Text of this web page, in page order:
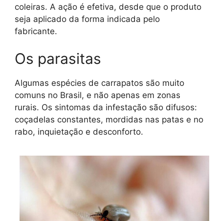
coleiras. A ação é efetiva, desde que o produto
seja aplicado da forma indicada pelo
fabricante.
Os parasitas
Algumas espécies de carrapatos são muito
comuns no Brasil, e não apenas em zonas
rurais. Os sintomas da infestação são difusos:
coçadelas constantes, mordidas nas patas e no
rabo, inquietação e desconforto.